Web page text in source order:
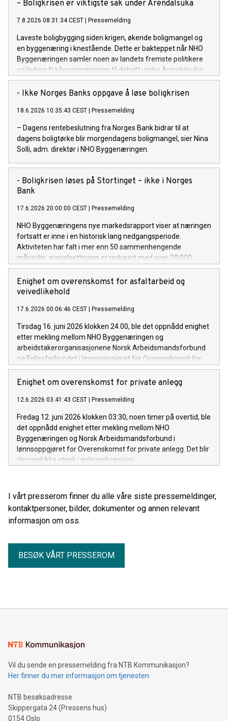
– Boligkrisen er viktigste sak under Arendalsuka
7.8.2026 08:31:34 CEST Pressemelding
Laveste boligbygging siden krigen, økende boligmangel og
en byggenæring i knestående. Dette er bakteppet når NHO
Byggenæringen samler noen av landets fremste politikere
og ledere fra byggenæringen til debatt under Arendalsuka.
- Ikke Norges Banks oppgave å løse boligkrisen
18.6.2026 10:35:43 CEST Pressemelding
– Dagens rentebeslutning fra Norges Bank bidrar til at
dagens boligtørke blir morgendagens boligmangel, sier Nina
Solli, adm. direktør i NHO Byggenæringen.
- Boligkrisen løses på Stortinget – ikke i Norges
Bank
17.6.2026 20:00:00 CEST Pressemelding
NHO Byggenæringens nye markedsrapport viser at næringen
fortsatt er inne i en historisk lang nedgangsperiode.
Aktiviteten har falt i mer enn 50 sammenhengende
måneder, sysselsettingen er redusert med over 20 000,
konkursnivået er høyt, og boligbyggingen ligger fortsatt på et
historisk lavt nivå. Det har ikke vært bygget færre boliger enn
siden krigen, og boliggapet er snart på størrelse med
Enighet om overenskomst for asfaltarbeid og
veivedlikehold
17.6.2026 00:06:46 CEST Pressemelding
Tirsdag 16. juni 2026 klokken 24.00, ble det oppnådd enighet
etter mekling mellom NHO Byggenæringen og
arbeidstakerorganisasjonene Norsk Arbeidsmandsforbund
og Fellesforbundet i lønnsoppgjøret for Overenskomst for
asfaltarbeid og veivedlikehold.
Enighet om overenskomst for private anlegg
12.6.2026 03:41:43 CEST Pressemelding
Fredag 12. juni 2026 klokken 03:30, noen timer på overtid, ble
det oppnådd enighet etter mekling mellom NHO
Byggenæringen og Norsk Arbeidsmandsforbund i
lønnsoppgjøret for Overenskomst for private anlegg. Det blir
dermed ikke streik i anleggsbransjen.
I vårt presserom finner du alle våre siste pressemeldinger,
kontaktpersoner, bilder, dokumenter og annen relevant
informasjon om oss.
BESØK VÅRT PRESSEROM
Vil du sende en pressemelding fra NTB Kommunikasjon?
Her finner du mer informasjon om tjenesten
NTB besøksadresse
Skippergata 24 (Pressens hus)
0154 Oslo